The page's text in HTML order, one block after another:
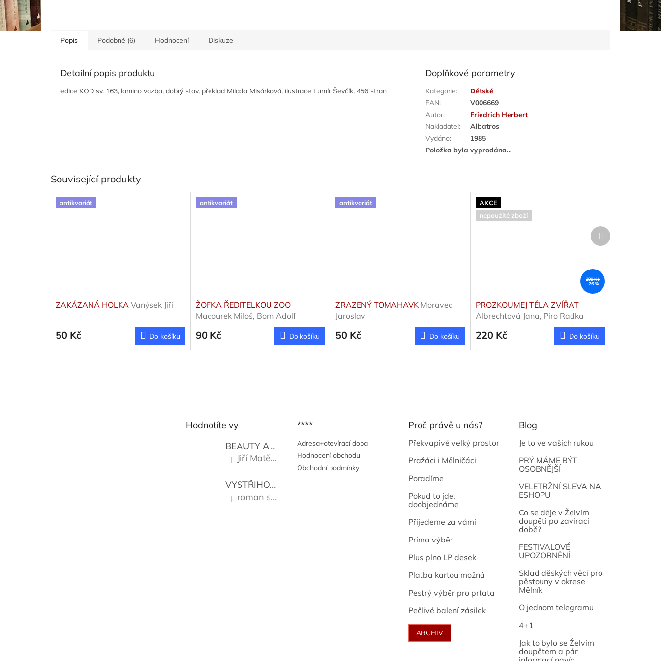
Popis Podobné (6) Hodnocení Diskuze
Detailní popis produktu
edice KOD sv. 163, lamino vazba, dobrý stav, překlad Milada Misárková, ilustrace Lumír Ševčík, 456 stran
Doplňkové parametry
Kategorie:
Dětské
EAN:
V006669
Autor:
Friedrich Herbert
Nakladatel:
Albatros
Vydáno:
1985
Položka byla vyprodána…
Související produkty
antikvariát
ZAKÁZANÁ HOLKA Vanýsek Jiří
50 Kč Do košíku
antikvariát
ŽOFKA ŘEDITELKOU ZOO
Macourek Miloš, Born Adolf
90 Kč Do košíku
antikvariát
ZRAZENÝ TOMAHAVK Moravec
Jaroslav
50 Kč Do košíku
AKCE
nepoužité zboží
299 Kč
–26 %
PROZKOUMEJ TĚLA ZVÍŘAT
Albrechtová Jana, Píro Radka
220 Kč Do košíku
Další
produkt
Hodnotíte vy
BEAUTY AND THE BEAT
Go Go's
Hodnocení produktu je 5 z 5 hvězdiček.
| Jiří Matějů
VYSTŘIHOVÁNKY - PRAŽSKÉ PAMÁTKY Kropáček Josef
Hodnocení produktu je 5 z 5 hvězdiček.
| roman sekanina
****
Adresa+otevírací doba
Hodnocení obchodu
Obchodní podmínky
Proč právě u nás?
Překvapivě velký prostor
Pražáci i Mělničáci
Poradíme
Pokud to jde,
doobjednáme
Přijedeme za vámi
Prima výběr
Plus plno LP desek
Platba kartou možná
Pestrý výběr pro prťata
Pečlivé balení zásilek
ARCHIV
Blog
Je to ve vašich rukou
PRÝ MÁME BÝT
OSOBNĚJŠÍ
VELETRŽNÍ SLEVA NA
ESHOPU
Co se děje v Želvím
doupěti po zavírací
době?
FESTIVALOVÉ
UPOZORNĚNÍ
Sklad děských věcí pro
pěstouny v okrese
Mělník
O jednom telegramu
4+1
Jak to bylo se Želvím
doupětem a pár